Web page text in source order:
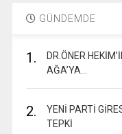
GÜNDEMDE
1.
DR.ÖNER
AĞA’YA…
2.
YENİ PARTİ
TEPKİ